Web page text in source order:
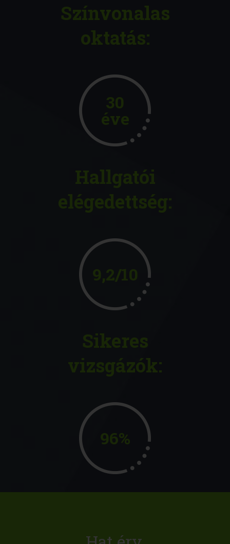
Színvonalas
oktatás:
30
éve
Hallgatói
elégedettség:
9,2/10
Sikeres
vizsgázók:
96%